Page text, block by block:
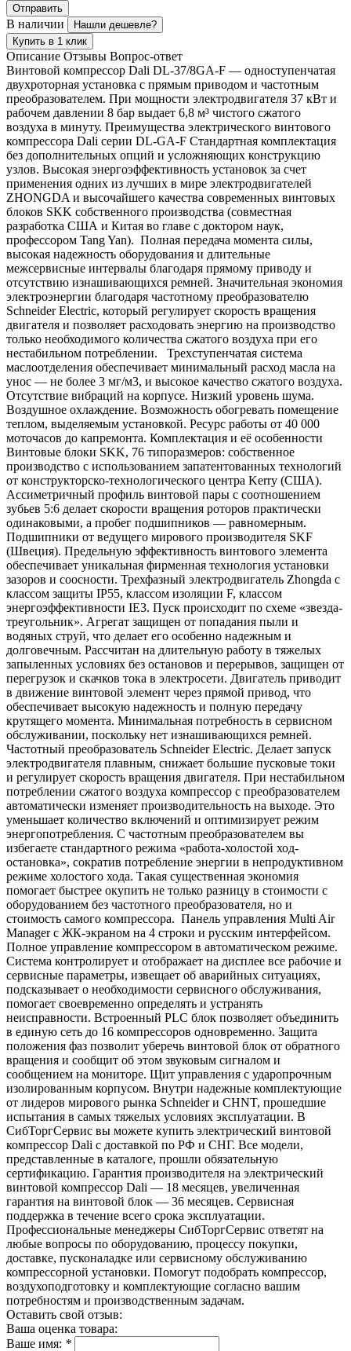
Отправить
В наличии
Нашли дешевле?
Купить в 1 клик
Описание Отзывы Вопрос-ответ
Винтовой компрессор Dali DL-37/8GA-F — одноступенчатая
двухроторная установка с прямым приводом и частотным
преобразователем. При мощности электродвигателя 37 кВт и
рабочем давлении 8 бар выдает 6,8 м³ чистого сжатого
воздуха в минуту. Преимущества электрического винтового
компрессора Dali серии DL-GA-F Стандартная комплектация
без дополнительных опций и усложняющих конструкцию
узлов. Высокая энергоэффективность установок за счет
применения одних из лучших в мире электродвигателей
ZHONGDA и высочайшего качества современных винтовых
блоков SKK собственного производства (совместная
разработка США и Китая во главе с доктором наук,
профессором Tang Yan). Полная передача момента силы,
высокая надежность оборудования и длительные
межсервисные интервалы благодаря прямому приводу и
отсутствию изнашивающихся ремней. Значительная экономия
электроэнергии благодаря частотному преобразователю
Schneider Electric, который регулирует скорость вращения
двигателя и позволяет расходовать энергию на производство
только необходимого количества сжатого воздуха при его
нестабильном потреблении. Трехступенчатая система
маслоотделения обеспечивает минимальный расход масла на
унос — не более 3 мг/м3, и высокое качество сжатого воздуха.
Отсутствие вибраций на корпусе. Низкий уровень шума.
Воздушное охлаждение. Возможность обогревать помещение
теплом, выделяемым установкой. Ресурс работы от 40 000
моточасов до капремонта. Комплектация и её особенности
Винтовые блоки SKK, 76 типоразмеров: собственное
производство с использованием запатентованных технологий
от конструкторско-технологического центра Kerry (США).
Ассиметричный профиль винтовой пары с соотношением
зубьев 5:6 делает скорости вращения роторов практически
одинаковыми, а пробег подшипников — равномерным.
Подшипники от ведущего мирового производителя SKF
(Швеция). Предельную эффективность винтового элемента
обеспечивает уникальная фирменная технология установки
зазоров и соосности. Трехфазный электродвигатель Zhongda с
классом защиты IP55, классом изоляции F, классом
энергоэффективности IE3. Пуск происходит по схеме «звезда-
треугольник». Агрегат защищен от попадания пыли и
водяных струй, что делает его особенно надежным и
долговечным. Рассчитан на длительную работу в тяжелых
запыленных условиях без остановов и перерывов, защищен от
перегрузок и скачков тока в электросети. Двигатель приводит
в движение винтовой элемент через прямой привод, что
обеспечивает высокую надежность и полную передачу
крутящего момента. Минимальная потребность в сервисном
обслуживании, поскольку нет изнашивающихся ремней.
Частотный преобразователь Schneider Electric. Делает запуск
электродвигателя плавным, снижает большие пусковые токи
и регулирует скорость вращения двигателя. При нестабильном
потреблении сжатого воздуха компрессор с преобразователем
автоматически изменяет производительность на выходе. Это
уменьшает количество включений и оптимизирует режим
энергопотребления. С частотным преобразователем вы
избегаете стандартного режима «работа-холостой ход-
остановка», сократив потребление энергии в непродуктивном
режиме холостого хода. Такая существенная экономия
помогает быстрее окупить не только разницу в стоимости с
оборудованием без частотного преобразователя, но и
стоимость самого компрессора. Панель управления Multi Air
Manager с ЖК-экраном на 4 строки и русским интерфейсом.
Полное управление компрессором в автоматическом режиме.
Система контролирует и отображает на дисплее все рабочие и
сервисные параметры, извещает об аварийных ситуациях,
подсказывает о необходимости сервисного обслуживания,
помогает своевременно определять и устранять
неисправности. Встроенный PLC блок позволяет объединить
в единую сеть до 16 компрессоров одновременно. Защита
положения фаз позволит уберечь винтовой блок от обратного
вращения и сообщит об этом звуковым сигналом и
сообщением на мониторе. Щит управления с ударопрочным
изолированным корпусом. Внутри надежные комплектующие
от лидеров мирового рынка Schneider и СHNT, прошедшие
испытания в самых тяжелых условиях эксплуатации. В
СибТоргСервис вы можете купить электрический винтовой
компрессор Dali с доставкой по РФ и СНГ. Все модели,
представленные в каталоге, прошли обязательную
сертификацию. Гарантия производителя на электрический
винтовой компрессор Dali — 18 месяцев, увеличенная
гарантия на винтовой блок — 36 месяцев. Сервисная
поддержка в течение всего срока эксплуатации.
Профессиональные менеджеры СибТоргСервис ответят на
любые вопросы по оборудованию, процессу покупки,
доставке, пусконаладке или сервисному обслуживанию
компрессорной установки. Помогут подобрать компрессор,
воздухоподготовку и комплектующие согласно вашим
потребностям и производственным задачам.
Оставить свой отзыв:
Ваша оценка товара:
Ваше имя: *